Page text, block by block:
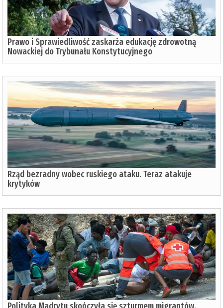
Prawo i Sprawiedliwość zaskarża edukację zdrowotną
Nowackiej do Trybunału Konstytucyjnego
Rząd bezradny wobec ruskiego ataku. Teraz atakuje
krytyków